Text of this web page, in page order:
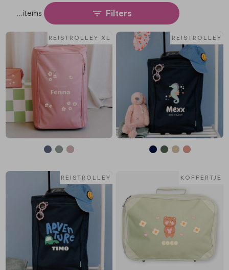
…items Filters
REISTROLLEY XL REISTROLLEY
REISTROLLEY KOFFERTJE